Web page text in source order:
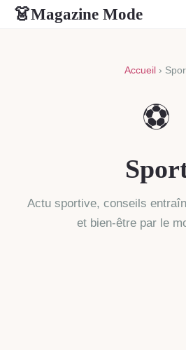
👗Magazine Mode
Accueil ›
⚽
Actu sportive, conseils
et bien-être par le